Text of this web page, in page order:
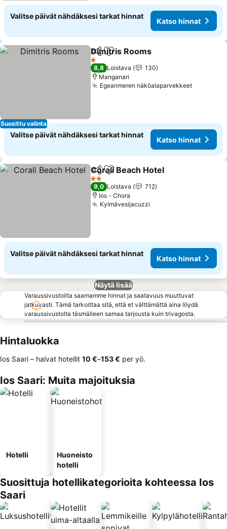
Valitse päivät nähdäksesi tarkat hinnat
Katso hinnat
Suosittu valinta
Jaa Lisää suosikkeihin
Dimitris Rooms
1 Tähtiluokitus
8,8 Loistava
130
Manganari
Egeanmeren näköalaparvekkeetKatso
Valitse päivät nähdäksesi tarkat hinnat
Katso hinnat
Jaa Lisää suosikkeihin
Corali Beach Hotel
2 Tähtiluokitus
9,0 Loistava
712
Ios - Chora
Kylmävesijacuzzi
Valitse päivät nähdäksesi tarkat hinnat
Katso hinnat
Näytä lisää
Varaussivustoilta saamamme hinnat ja saatavuus muuttuvat
jatkuvasti. Tämä tarkoittaa sitä, että et välttämättä aina löydä
varaussivustolta täsmälleen samaa tarjousta kuin trivagosta.
Hintaluokka
Ios Saari – halvat hotellit ‎10 €–‎153 € per yö.
Ios Saari: Muita majoituksia
Hotelli
Huoneisto
hotelli
Suosittuja hotellikategorioita kohteessa Ios
Saari